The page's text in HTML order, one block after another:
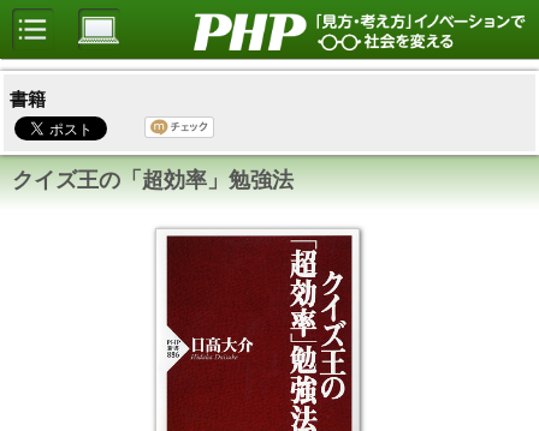
書籍
クイズ王の「超効率」勉強法